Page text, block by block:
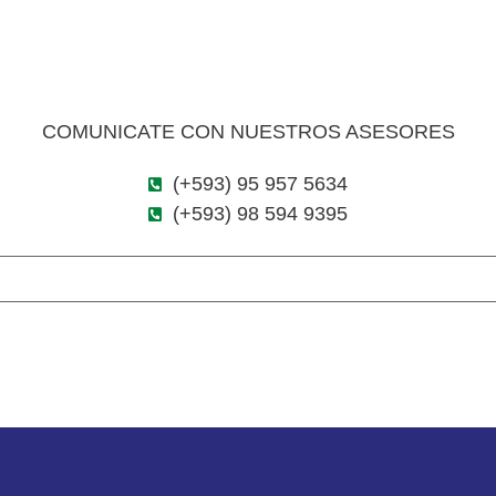
COMUNICATE CON NUESTROS ASESORES
(+593) 95 957 5634
(+593) 98 594 9395